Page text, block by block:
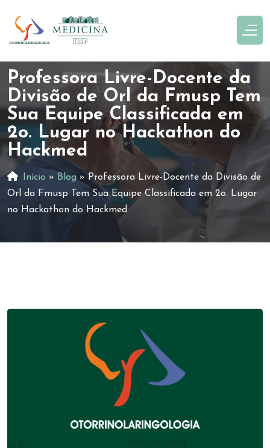
Professora Livre-Docente da
Divisão de Orl da Fmusp Tem
Sua Equipe Classificada em
2o. Lugar no Hackathon do
Hackmed
Início » Blog»Professora Livre-Docente da Divisão de
Orl da Fmusp Tem Sua Equipe Classificada em 2o. Lugar
no Hackathon do Hackmed